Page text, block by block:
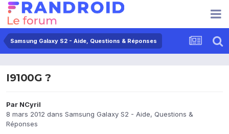
Samsung Galaxy S2 - Aide, Questions & Réponses
I9100G ?
Par NCyril
8 mars 2012 dans Samsung Galaxy S2 - Aide, Questions &
Réponses